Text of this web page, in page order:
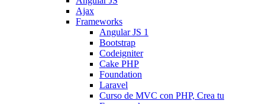
Ajax
Frameworks
Angular JS 1
Bootstrap
Codeigniter
Cake PHP
Foundation
Laravel
Curso de MVC con PHP, Crea tu